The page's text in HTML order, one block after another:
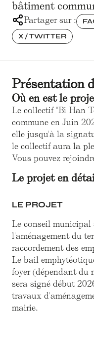
bâtiment
Partager sur :
X / TWITTER
Présentation
Où en est le
Le collectif "Bi Han
commune en Juin
elle jusqu'à la
le collectif aura la
Vous pouvez
Le projet en
LE PROJET
Le conseil municipal
l'aménagement du
raccordement des
Le bail
foyer (dépendant du
sera signé début
travaux
mairie.